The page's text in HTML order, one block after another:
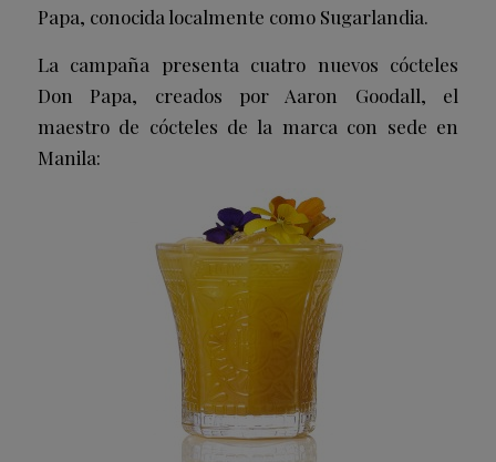
Papa, conocida localmente como Sugarlandia.
La campaña presenta cuatro nuevos cócteles
Don Papa, creados por Aaron Goodall, el
maestro de cócteles de la marca con sede en
Manila: